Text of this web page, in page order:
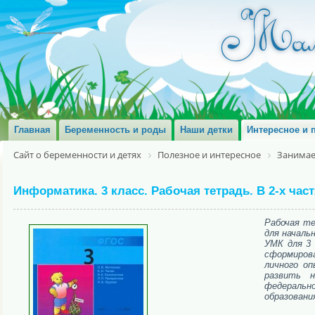
Главная Беременность и роды Наши детки Интересное и
Сайт о беременности и детях Полезное и интересное
Информатика. 3 класс. Рабочая тетрадь. В 2-х
Рабочая
для
УМК для 3
личного
развить